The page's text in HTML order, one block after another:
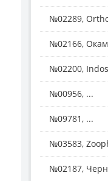
№02289,
№02166,
№02200,
№00956, ...
№09781, ...
№03583,
№02187,